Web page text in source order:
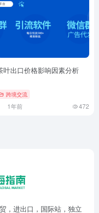
叶出口价格影响因素分析
跨境交流
1年前 472
，进出口，国际站，独立